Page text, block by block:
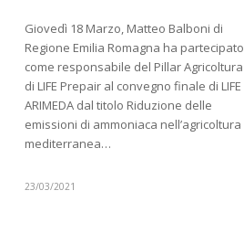
Giovedì 18 Marzo, Matteo Balboni di
Regione Emilia Romagna ha partecipato
come responsabile del Pillar Agricoltura
di LIFE Prepair al convegno finale di LIFE
ARIMEDA dal titolo Riduzione delle
emissioni di ammoniaca nell’agricoltura
mediterranea…
23/03/2021